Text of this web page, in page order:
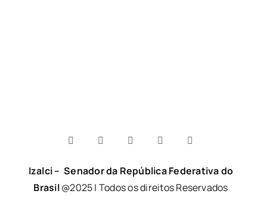
Izalci – Senador da República Federativa do
Brasil@2025 | Todos os direitos Reservados